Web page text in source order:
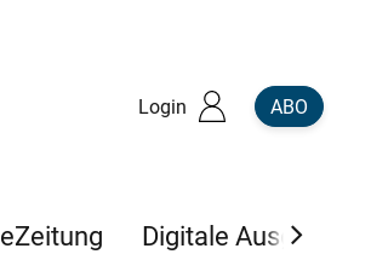
Login ABO
eZeitung Digitale Ausgaben